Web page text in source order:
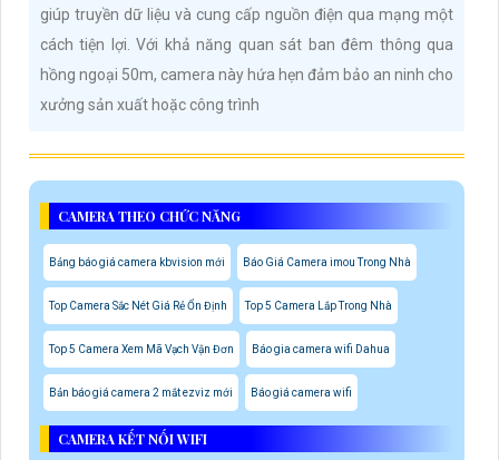
giúp truyền dữ liệu và cung cấp nguồn điện qua mạng một
cách tiện lợi. Với khả năng quan sát ban đêm thông qua
hồng ngoại 50m, camera này hứa hẹn đảm bảo an ninh cho
xưởng sản xuất hoặc công trình
CAMERA THEO CHỨC NĂNG
Bảng báo giá camera kbvision mới Báo Giá Camera imou Trong Nhà
Top Camera Sắc Nét Giá Rẻ Ổn Định Top 5 Camera Lắp Trong Nhà
Top 5 Camera Xem Mã Vạch Vận Đơn Báo gia camera wifi Dahua
Bản báo giá camera 2 mắt ezviz mới Báo giá camera wifi
CAMERA KẾT NỐI WIFI